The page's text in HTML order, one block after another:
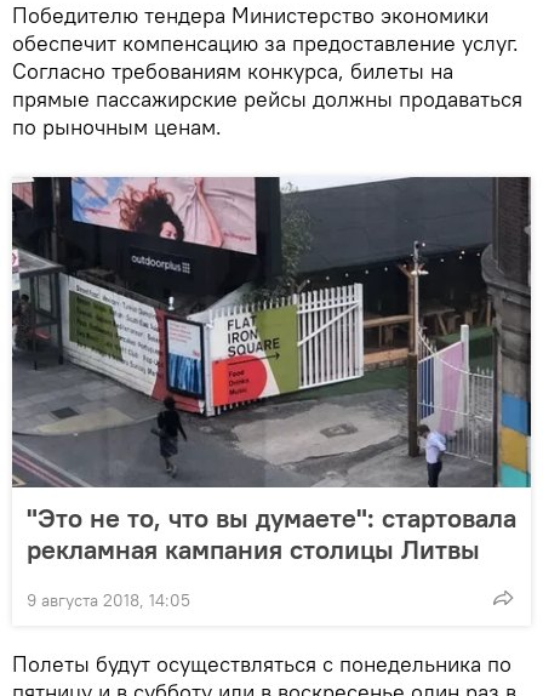
Победителю тендера Министерство экономики
обеспечит компенсацию за предоставление услуг.
Согласно требованиям конкурса, билеты на
прямые пассажирские рейсы должны продаваться
по рыночным ценам.
"Это не то, что вы думаете": стартовала
рекламная кампания столицы Литвы
9 августа 2018, 14:05
Полеты будут осуществляться с понедельника по